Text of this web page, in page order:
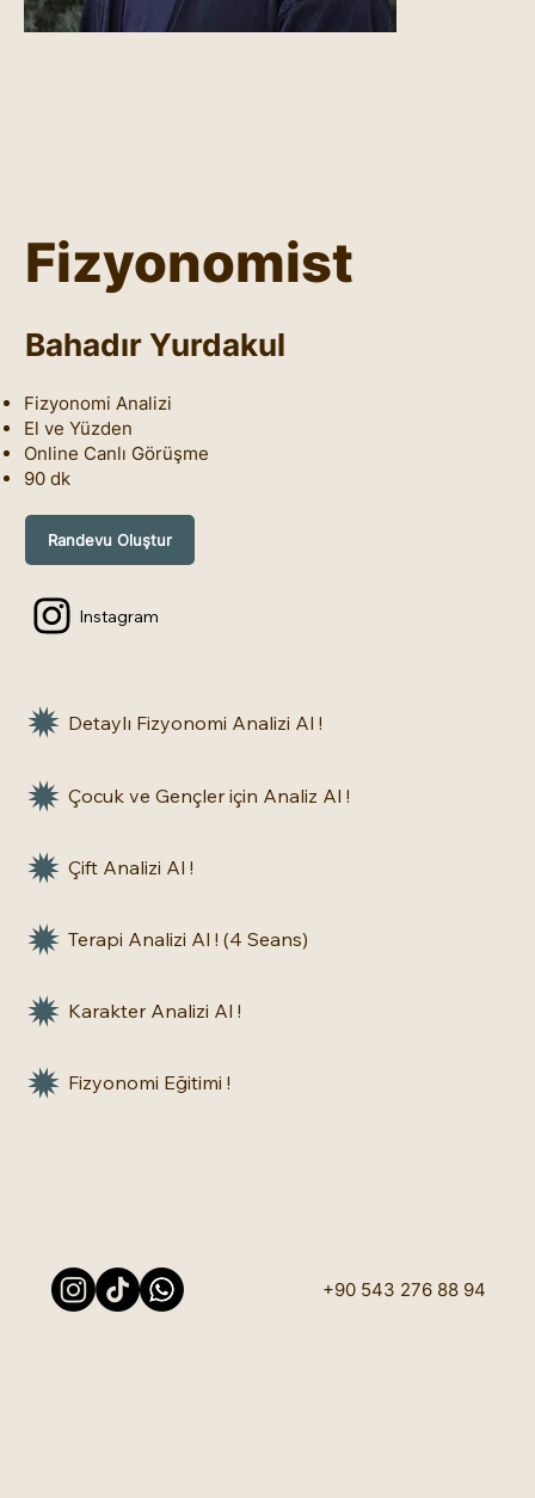
Fizyonomist
Bahadır Yurdakul
Fizyonomi Analizi
El ve Yüzden
Online Canlı Görüşme
90 dk
Randevu Oluştur
Instagram
Detaylı Fizyonomi Analizi Al !
Karakter Analizi Al !
Çocuk ve Gençler için Analiz Al !
Terapi Analizi Al ! (4 Seans)
Çift Analizi Al !
Fizyonomi Eğitimi !
+90 543 276 88 94